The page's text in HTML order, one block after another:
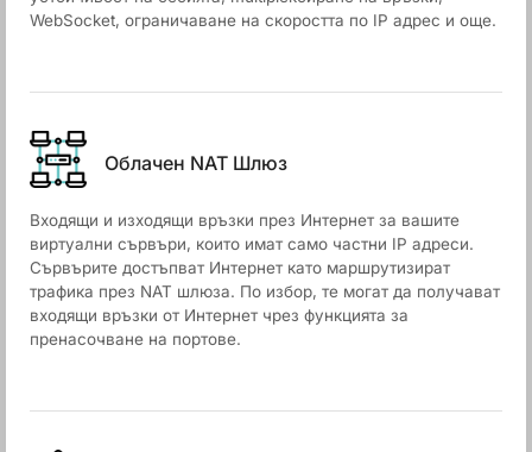
WebSocket, ограничаване на скоростта по IP адрес и още.
Облачен NАТ Шлюз
Входящи и изходящи връзки през Интернет за вашите
виртуални сървъри, които имат само частни IP адреси.
Сървърите достъпват Интернет като маршрутизират
трафика през NAT шлюза. По избор, те могат да получават
входящи връзки от Интернет чрез функцията за
пренасочване на портове.